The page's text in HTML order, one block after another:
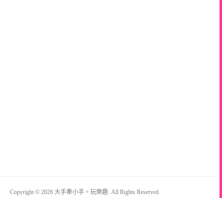
Copyright © 2026 大手牽小手。玩樂趣. All Rights Reserved.